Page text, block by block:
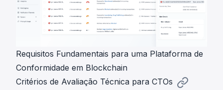
Requisitos Fundamentais para uma Plataforma de
Conformidade em Blockchain
Critérios de Avaliação Técnica para CTOs